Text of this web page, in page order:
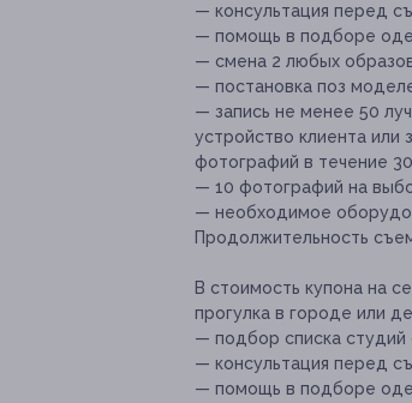
— консультация перед
— помощь в подборе
— смена 2 любых
— постановка поз
— запись не менее 50
устройство клиента или
фотографий в течение
— 10 фотографий на
— необходимое
Продолжительность
В стоимость купона на
прогулка в городе или
— подбор списка студий
— консультация перед
— помощь в подборе